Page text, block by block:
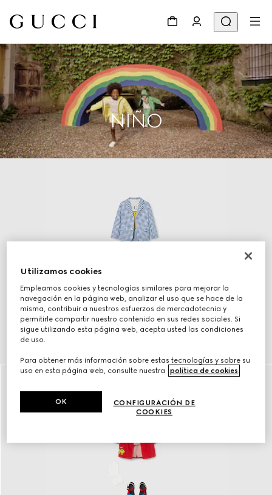
NIÑO
Niño
Utilizamos cookies
Empleamos cookies y tecnologías similares para mejorar la
navegación en la página web, analizar el uso que se hace de la
misma, contribuir a nuestros esfuerzos de mercadotecnia y
permitirle compartir nuestro contenido en sus redes sociales. Si
sigue utilizando esta página web, acepta usted las condiciones
de uso.
Para obtener más información sobre estas tecnologías y sobre su
uso en esta página web, consulte nuestra
política de cookies
CONFIGURACIÓN DE
COOKIES
OK